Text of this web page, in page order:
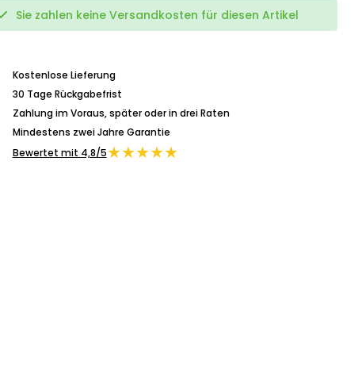
Sie zahlen keine Versandkosten für diesen Artikel
Kostenlose Lieferung
30 Tage Rückgabefrist
Zahlung im Voraus, später oder in drei Raten
Mindestens zwei Jahre Garantie
Bewertet mit 4,8/5★★★★★